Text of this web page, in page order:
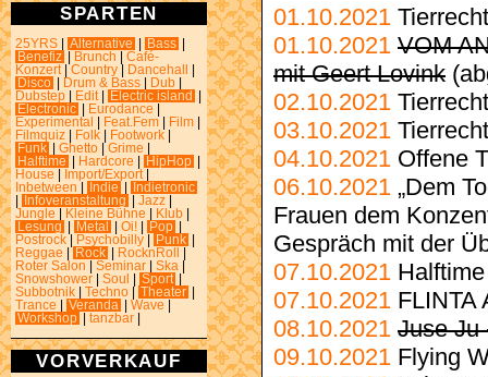
SPARTEN
25YRS Alternative Bass
Benefiz
Brunch
Café-
Konzert
Country Dancehall
Disco
Drum & Bass Dub
Dubstep
Edit Electric island
Electronic
Eurodance
Experimental
Feat.Fem Film
Filmquiz
Folk Footwork
Funk
Ghetto Grime
Halftime
Hardcore HipHop
House
Import/Export
Inbetween
Indie
Indietronic
Infoveranstaltung Jazz
Jungle
Kleine Bühne Klub
Lesung
Metal Oi! Pop
Postrock
Psychobilly Punk
Reggae
Rock RocknRoll
Roter Salon
Seminar Ska
Snowshower
Soul Sport
Subbotnik
Techno Theater
Trance
Veranda Wave
Workshop
tanzbar
VORVERKAUF
01.10.2021
01.10.2021 VOM
mit Geert Lovink
02.10.2021
03.10.2021
04.10.2021 Offene
06.10.2021 „Dem
Frauen dem
Gespräch mit der
07.10.2021
07.10.2021 FLINTA
08.10.2021 Juse Ju
09.10.2021 Flying